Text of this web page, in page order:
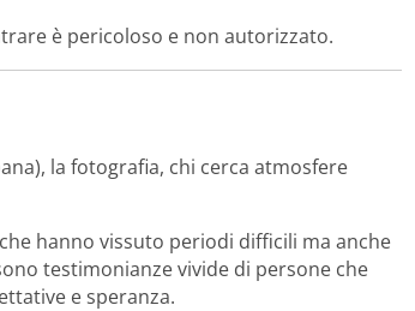
è pericoloso e non autorizzato.
la fotografia, chi cerca atmosfere
hanno vissuto periodi difficili ma anche
testimonianze vivide di persone che
e speranza.